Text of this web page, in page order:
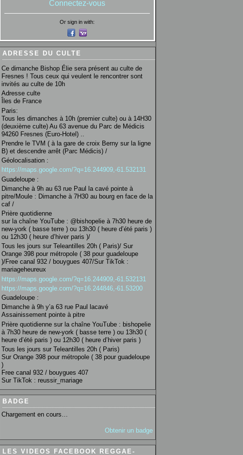
Connectez-vous
Or sign in with:
ADRESSE DU CULTE
Ce dimanche Bishop Élie sera présent au culte de
Fresnes ! Tous ceux qui veulent le rencontrer sont
invités au culte de 10h
Adresse culte
Îles de France
Paris:
Tous les dimanches à 10h (premier culte) ou à 14H30
(deuxième culte) Au 63 avenue du Parc de Médicis
94260 Fresnes (Euro-Hotel) ..
Prendre le TVM ( à la gare de croix Berny sur la ligne
B) et descendre arrêt (Parc Médicis) /
Géolocalisation :
https://maps.google.com/?q=16.244909,-61.532131
Guadeloupe :
Dimanche à 9h au 63 rue Paul la cavé pointe à
pitre/Moule : Dimanche à 7H30 au bourg en face de la
caf /
Prière quotidienne
sur la chaîne YouTube : @bishopelie à 7h30 heure de
new-york ( basse terre ) ou 13h30 ( heure d’été paris )
ou 12h30 ( heure d’hiver paris )/
Tous les jours sur Teleantilles 20h ( Paris)/ Sur
Orange 398 pour métropole ( 38 pour guadeloupe
)/Free canal 932 / bouygues 407/Sur TikTok :
mariageheureux
https://maps.google.com/?q=16.244909,-61.532131
https://maps.google.com/?q=16.244846,-61.53200
Guadeloupe :
Dimanche à 9h y’a 63 rue Paul lacavé
Assainissement pointe à pitre
Prière quotidienne sur la chaîne YouTube : bishopelie
à 7h30 heure de new-york ( basse terre ) ou 13h30 (
heure d’été paris ) ou 12h30 ( heure d’hiver paris )
Tous les jours sur Teleantilles 20h ( Paris)
Sur Orange 398 pour métropole ( 38 pour guadeloupe
)
Free canal 932 / bouygues 407
Sur TikTok : reussir_mariage
BADGE
Chargement en cours…
Obtenir un badge
LES VIDEOS FACEBOOK REGGAE-